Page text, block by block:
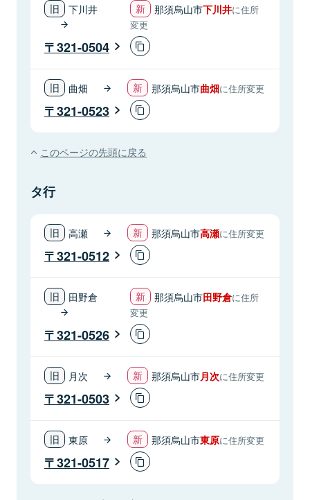
下川井 那須烏山市下川井に住所
変更
321-0504
曲畑 那須烏山市曲畑に住所変更
321-0523
このページの先頭に戻る
タ行
高瀬 那須烏山市高瀬に住所変更
321-0512
田野倉 那須烏山市田野倉に住所
変更
321-0526
月次 那須烏山市月次に住所変更
321-0503
東原 那須烏山市東原に住所変更
321-0517